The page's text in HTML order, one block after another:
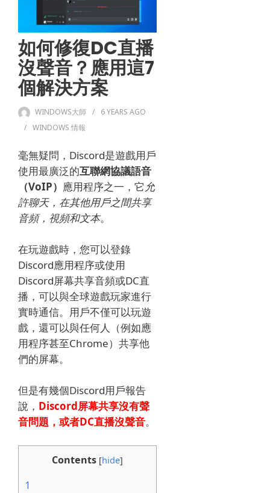
如何修復DC直播
沒聲音？應用這7
個解決方案
WINDOWS大師 6 YEARS AGO
WINDOWS 情報
毫無疑問，Discord是遊戲用戶
使用最廣泛的互聯網協議語音
（VoIP） 應用程序之一，它 允
許聊天，在其他用戶之間共享
音頻，視頻和文本。
在玩遊戲時，您可以登錄
Discord應用程序或使用
Discord屏幕共享音頻或DC直
播，可以與全球遊戲玩家進行
實時通信。 用戶不僅可以玩遊
戲，還可以與任何人（例如應
用程序甚至Chrome）共享他
們的屏幕。
但是有幾個Discord用戶報告
說， Discord屏幕共享沒有​​聲
音問題，或者DC直播沒聲音。
Contents [hide]
1